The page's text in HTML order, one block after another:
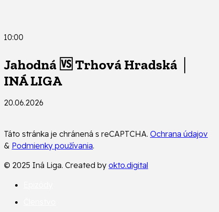
10:00
Jahodná 🆚 Trhová Hradská │
INÁ LIGA
20.06.2026
Táto stránka je chránená s reCAPTCHA. Ochrana údajov
& Podmienky používania.
© 2025 Iná Liga. Created by okto.digital